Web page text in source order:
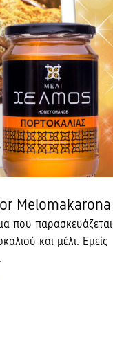
Melomakarona
που παρασκευάζεται
και μέλι. Εμείς